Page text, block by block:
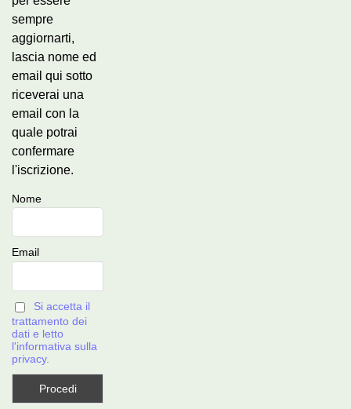
sempre
aggiornarti,
lascia nome ed
email qui sotto
riceverai una
email con la
quale potrai
confermare
l'iscrizione.
Nome
Email
Si accetta il
trattamento dei
dati e letto
l'informativa sulla
privacy.